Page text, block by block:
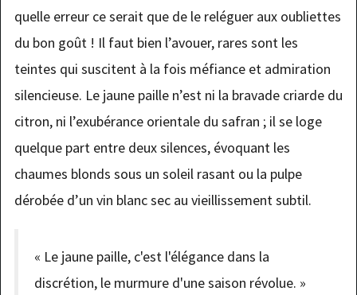
quelle erreur ce serait que de le reléguer aux oubliettes
du bon goût ! Il faut bien l’avouer, rares sont les
teintes qui suscitent à la fois méfiance et admiration
silencieuse. Le jaune paille n’est ni la bravade criarde du
citron, ni l’exubérance orientale du safran ; il se loge
quelque part entre deux silences, évoquant les
chaumes blonds sous un soleil rasant ou la pulpe
dérobée d’un vin blanc sec au vieillissement subtil.
« Le jaune paille, c'est l'élégance dans la
discrétion, le murmure d'une saison révolue. »